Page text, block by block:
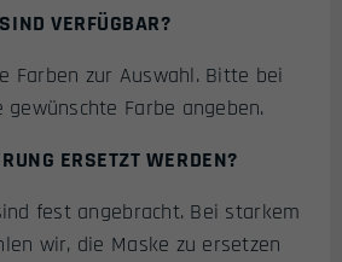
VERFÜGBAR?
Farben zur Auswahl. Bitte bei
Farbe angeben.
ERSETZT WERDEN?
fest angebracht. Bei starkem
wir, die Maske zu ersetzen